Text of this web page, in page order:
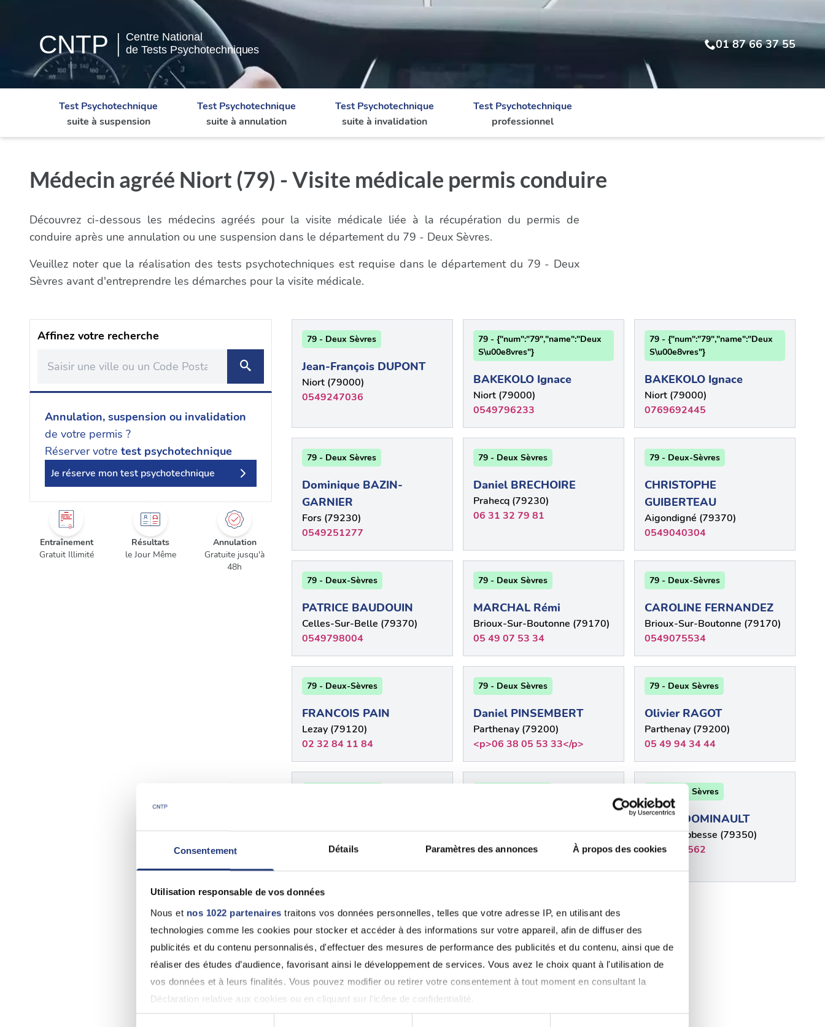
Consentement Détails Paramètres des annonces À propos des cookies
Utilisation responsable de vos données
Nous et nos 1022 partenaires traitons vos données personnelles, telles que votre adresse IP, en utilisant des
technologies comme les cookies pour stocker et accéder à des informations sur votre appareil, afin de diffuser des
publicités et du contenu personnalisés, d'effectuer des mesures de performance des publicités et du contenu, ainsi que de
réaliser des études d’audience, favorisant ainsi le développement de services. Vous avez le choix quant à l'utilisation de
vos données et à leurs finalités. Vous pouvez modifier ou retirer votre consentement à tout moment en consultant la
Déclaration relative aux cookies ou en cliquant sur l'icône de confidentialité.
01 87 66 37 55
Test Psychotechnique
suite à suspension
Test Psychotechnique
suite à annulation
Test Psychotechnique
suite à invalidation
Test Psychotechnique
professionnel
Médecin agréé Niort (79) - Visite médicale permis conduire
Découvrez ci-dessous les médecins agréés pour la visite médicale liée à la récupération du permis de
conduire après une annulation ou une suspension dans le département du 79 - Deux Sèvres.
Veuillez noter que la réalisation des tests psychotechniques est requise dans le département du 79 - Deux
Sèvres avant d'entreprendre les démarches pour la visite médicale.
Affinez votre recherche
Annulation, suspension ou invalidation
de votre permis ?
Réserver votre test psychotechnique
Je réserve mon test psychotechnique
Entraînement
Gratuit Illimité
Résultats
le Jour Même
Annulation
Gratuite jusqu'à
48h
79 - Deux Sèvres
Jean-François DUPONT
Niort (79000)
0549247036
79 - {"num":"79","name":"Deux
S\u00e8vres"}
BAKEKOLO Ignace
Niort (79000)
0549796233
79 - {"num":"79","name":"Deux
S\u00e8vres"}
BAKEKOLO Ignace
Niort (79000)
0769692445
79 - Deux Sèvres
Dominique BAZIN-
GARNIER
Fors (79230)
0549251277
79 - Deux Sèvres
Daniel BRECHOIRE
Prahecq (79230)
06 31 32 79 81
79 - Deux-Sèvres
CHRISTOPHE
GUIBERTEAU
Aigondigné (79370)
0549040304
79 - Deux-Sèvres
PATRICE BAUDOUIN
Celles-Sur-Belle (79370)
0549798004
79 - Deux Sèvres
MARCHAL Rémi
Brioux-Sur-Boutonne (79170)
05 49 07 53 34
79 - Deux-Sèvres
CAROLINE FERNANDEZ
Brioux-Sur-Boutonne (79170)
0549075534
79 - Deux-Sèvres
FRANCOIS PAIN
Lezay (79120)
02 32 84 11 84
79 - Deux Sèvres
Daniel PINSEMBERT
Parthenay (79200)
<p>06 38 05 53 33</p>
79 - Deux Sèvres
Olivier RAGOT
Parthenay (79200)
05 49 94 34 44
Moncoutant-Sur-Sèvre
(79320)
CHICHÉ (79350)
0549724057
79 - Deux Sèvres
Michel DOMINAULT
Faye-L'Abbesse (79350)
0549724562
79 - Deux-Sèvres
Nueil-Les-Aubiers (79250)
0549655437
79 - {"num":"79","name":"Deux
S\u00e8vres"}
Daniel BONNEAU
Thouars (79100)
0549961399